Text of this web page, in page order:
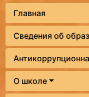
Главная
Сведения об
О школе